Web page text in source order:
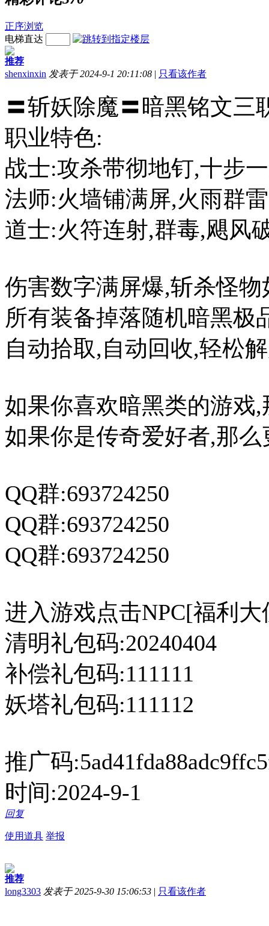
正序浏览
电梯直达
推荐
shenxinxin 发表于 2024-9-1 20:11:08 | 只看该作者
〓斩妖除魔〓暗黑铭文
职业特色
战士:攻杀带彻地钉,十步
法师:火墙铺满屏,火雨群
道士:火符连射,群毒,飓风
伤害数字满屏爆,斩杀怪物
所有装备掉落随机暗黑极
自动拾取,自动回收,轻松
如果你喜欢暗黑类的游戏
如果你是传奇爱好者,那
QQ群:693724250
QQ群:693724250
QQ群:693724250
进入游戏点击NPC[福利
清明礼包码:20240404
补偿礼包码:111111
妖塔礼包码:111112
推广码
时间:2024-9-1
回复
使用道具 举报
推荐
long3303 发表于 2025-9-30 15:06:53 | 只看该作者